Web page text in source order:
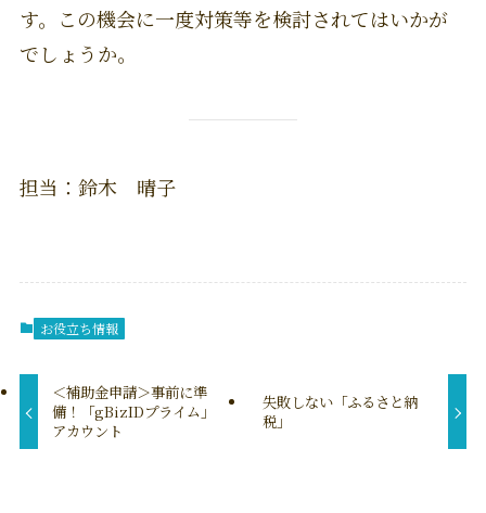
す。この機会に一度対策等を検討されてはいかが
でしょうか。
担当：鈴木 晴子
お役立ち情報
＜補助金申請＞事前に準
備！「gBizIDプライム」
アカウント
失敗しない「ふるさと納
税」